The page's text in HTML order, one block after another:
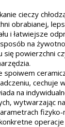
cieczy
obrabianej,
i łatwiejsze
na
się powierzchni
spoiwem
cechuje
na
wytwarzając
fizyko-